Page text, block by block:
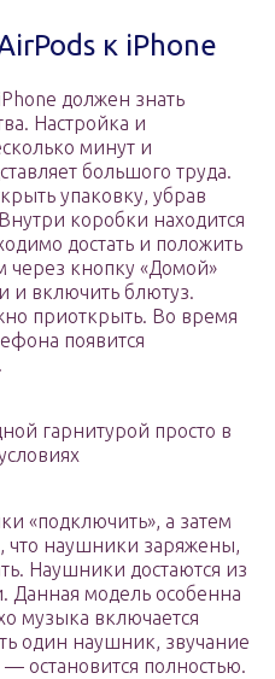
к iPhone
должен знать
Настройка и
минут и
большого труда.
упаковку, убрав
коробки находится
достать и положить
через кнопку «Домой»
и включить блютуз.
приоткрыть. Во время
появится
гарнитурой просто в
«подключить», а затем
что наушники заряжены,
Наушники достаются из
Данная модель особенна
музыка включается
один наушник, звучание
— остановится полностью.